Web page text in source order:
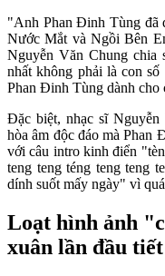
"Anh Phan Đinh Tùng đã
Nước Mắt và Ngồi Bên
Nguyễn Văn Chung chia
nhất không phải là con
Phan Đinh Tùng dành cho
Đặc biệt, nhạc sĩ Nguyễn
hòa âm độc đáo mà
với câu intro kinh điển
teng teng téng teng teng
dính suốt mấy ngày" vì
Loạt hình ảnh
xuân lần đầu